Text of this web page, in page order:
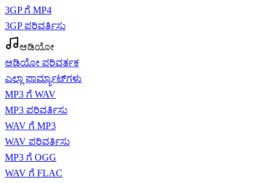
3GP ಗೆ MP4
3GP ಪರಿವರ್ತಿಸು
ಆಡಿಯೋ
ಆಡಿಯೋ ಪರಿವರ್ತಕ
ಎಲ್ಲಾ ಫಾರ್ಮ್ಯಾಟ್‌ಗಳು
MP3 ಗೆ WAV
MP3 ಪರಿವರ್ತಿಸು
WAV ಗೆ MP3
WAV ಪರಿವರ್ತಿಸು
MP3 ಗೆ OGG
WAV ಗೆ FLAC